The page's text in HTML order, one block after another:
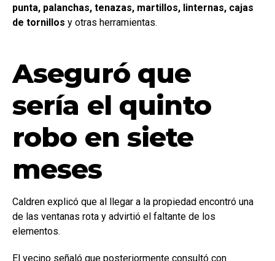
punta, palanchas, tenazas, martillos, linternas, cajas
de tornillos y otras herramientas.
Aseguró que
sería el quinto
robo en siete
meses
Caldren explicó que al llegar a la propiedad encontró una
de las ventanas rota y advirtió el faltante de los
elementos.
El vecino señaló que posteriormente consultó con